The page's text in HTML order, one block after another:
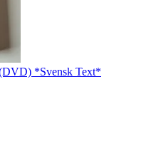
*Svensk Text*